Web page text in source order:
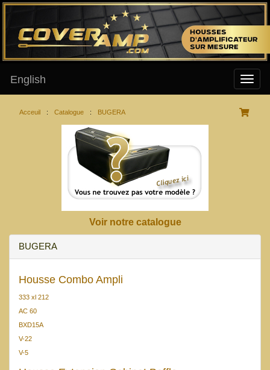
English
Acceuil : Catalogue : BUGERA
Voir notre catalogue
BUGERA
Housse Combo Ampli
333 xl 212
AC 60
BXD15A
V-22
V-5